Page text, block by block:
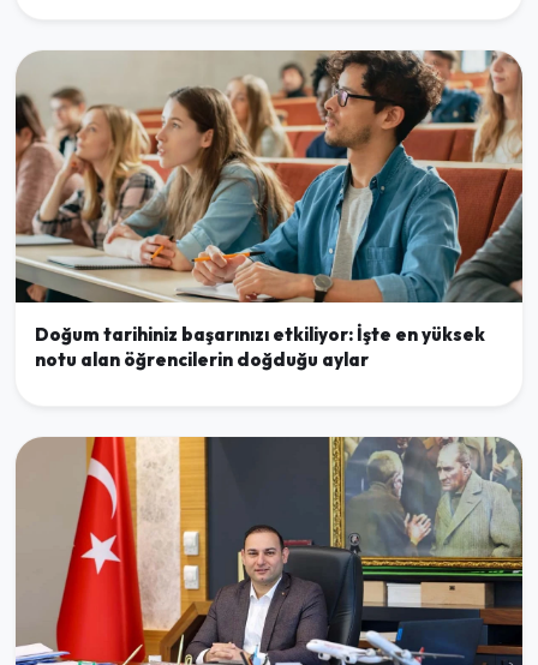
Doğum tarihiniz başarınızı etkiliyor: İşte en yüksek
notu alan öğrencilerin doğduğu aylar